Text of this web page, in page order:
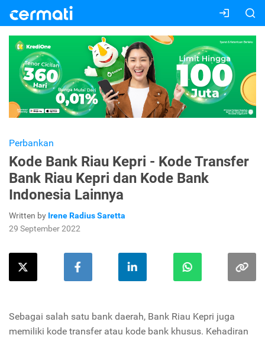
Perbankan
Kode Bank Riau Kepri - Kode Transfer
Bank Riau Kepri dan Kode Bank
Indonesia Lainnya
Written by Irene Radius Saretta
29 September 2022
Sebagai salah satu bank daerah, Bank Riau Kepri juga
memiliki kode transfer atau kode bank khusus. Kehadiran